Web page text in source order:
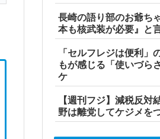
状態ｗｗｗｗｗ
長崎の語り部のお爺ち
本も核武装が必要』と
「セルフレジは便利
もが感じる「使いづら
ケ
【週刊フジ】減税反
野は離党してケジメを